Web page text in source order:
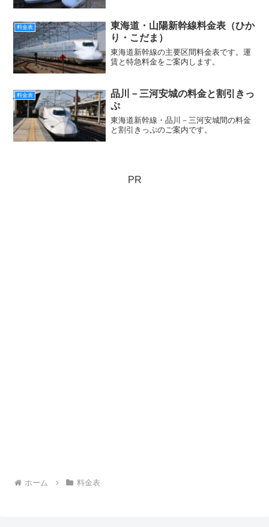
料金表
東海道・山陽新幹線料金表（ひか
り・こだま）
東海道新幹線の主要区間料金表です。運
賃と特急料金をご案内します。
料金表
品川－三河安城の料金と割引きっ
ぷ
東海道新幹線・品川－三河安城間の料金
と割引きっぷのご案内です。
PR
ホーム 料金表